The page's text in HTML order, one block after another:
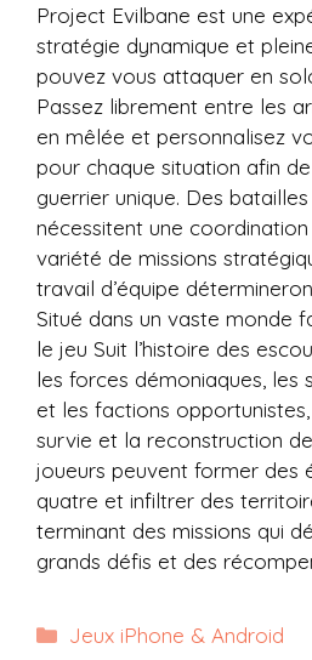
Project Evilbane est une
stratégie dynamique et
pouvez vous attaquer en
Passez librement entre les
en mêlée et personnalisez
pour chaque situation afin
guerrier unique. Des
nécessitent une
variété de missions
travail d’équipe
Situé dans un vaste monde
le jeu Suit l’histoire des
les forces démoniaques, les
et les factions
survie et la reconstruction de
joueurs peuvent former des
quatre et infiltrer des
terminant des missions qui
grands défis et des
Catégories
Jeux iPhone & Android